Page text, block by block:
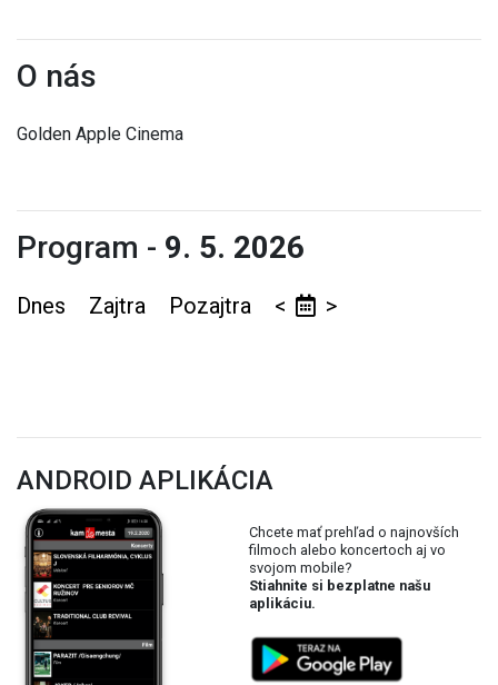
O nás
Golden Apple Cinema
Program - 9. 5. 2026
Dnes Zajtra Pozajtra < >
ANDROID APLIKÁCIA
Chcete mať prehľad o najnovších
filmoch alebo koncertoch aj vo
svojom mobile?
Stiahnite si bezplatne našu
aplikáciu.